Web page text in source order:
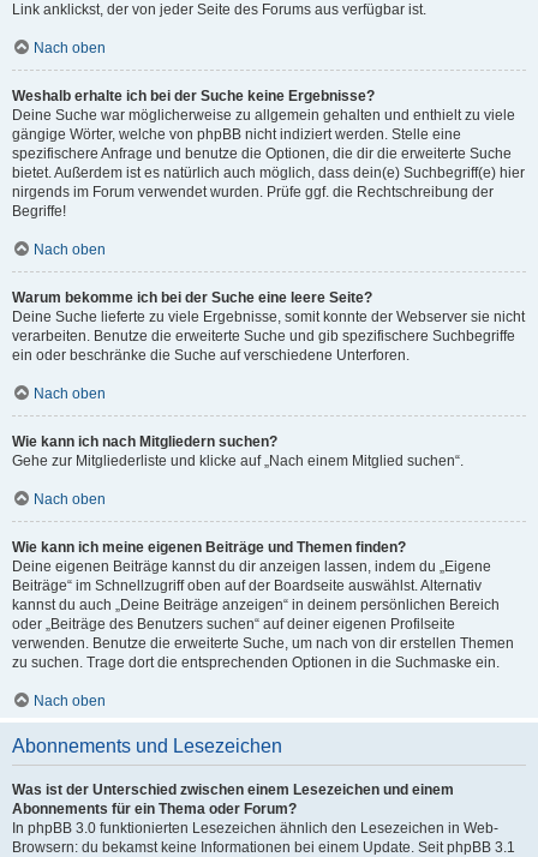
Link anklickst, der von jeder Seite des Forums aus verfügbar ist.
Nach oben
Weshalb erhalte ich bei der Suche keine Ergebnisse?
Deine Suche war möglicherweise zu allgemein gehalten und enthielt zu viele
gängige Wörter, welche von phpBB nicht indiziert werden. Stelle eine
spezifischere Anfrage und benutze die Optionen, die dir die erweiterte Suche
bietet. Außerdem ist es natürlich auch möglich, dass dein(e) Suchbegriff(e) hier
nirgends im Forum verwendet wurden. Prüfe ggf. die Rechtschreibung der
Begriffe!
Nach oben
Warum bekomme ich bei der Suche eine leere Seite?
Deine Suche lieferte zu viele Ergebnisse, somit konnte der Webserver sie nicht
verarbeiten. Benutze die erweiterte Suche und gib spezifischere Suchbegriffe
ein oder beschränke die Suche auf verschiedene Unterforen.
Nach oben
Wie kann ich nach Mitgliedern suchen?
Gehe zur Mitgliederliste und klicke auf „Nach einem Mitglied suchen“.
Nach oben
Wie kann ich meine eigenen Beiträge und Themen finden?
Deine eigenen Beiträge kannst du dir anzeigen lassen, indem du „Eigene
Beiträge“ im Schnellzugriff oben auf der Boardseite auswählst. Alternativ
kannst du auch „Deine Beiträge anzeigen“ in deinem persönlichen Bereich
oder „Beiträge des Benutzers suchen“ auf deiner eigenen Profilseite
verwenden. Benutze die erweiterte Suche, um nach von dir erstellen Themen
zu suchen. Trage dort die entsprechenden Optionen in die Suchmaske ein.
Nach oben
Abonnements und Lesezeichen
Was ist der Unterschied zwischen einem Lesezeichen und einem
Abonnements für ein Thema oder Forum?
In phpBB 3.0 funktionierten Lesezeichen ähnlich den Lesezeichen in Web-
Browsern: du bekamst keine Informationen bei einem Update. Seit phpBB 3.1